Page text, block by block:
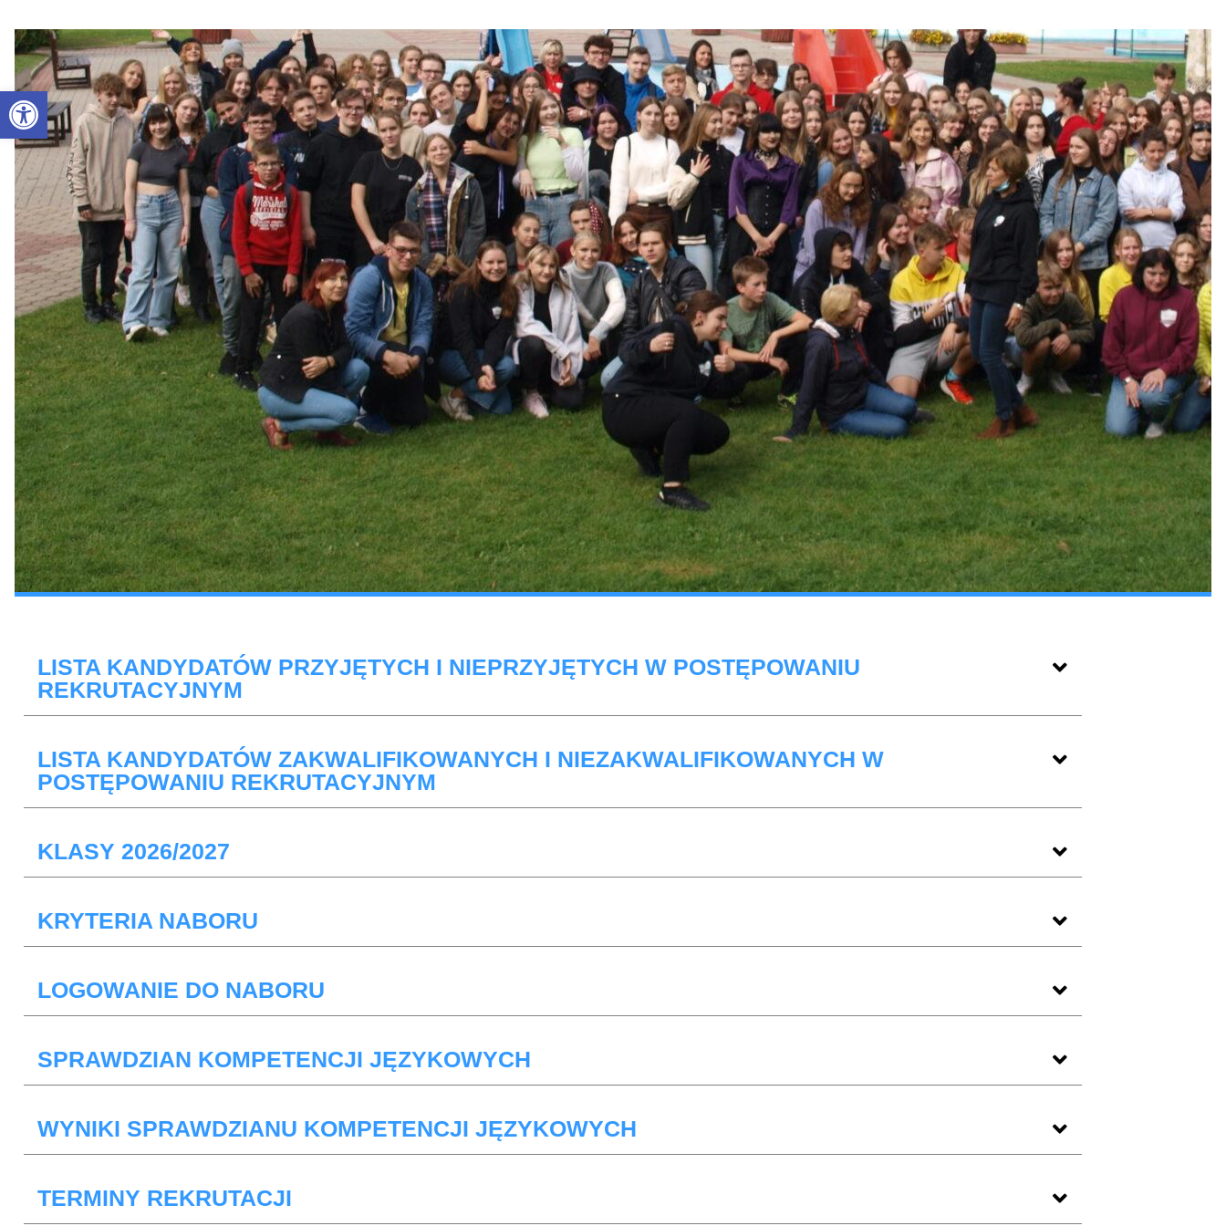
Otwórz pasek narzędzi
LISTA KANDYDATÓW PRZYJĘTYCH I NIEPRZYJĘTYCH W POSTĘPOWANIU
REKRUTACYJNYM
LISTA KANDYDATÓW ZAKWALIFIKOWANYCH I NIEZAKWALIFIKOWANYCH W
POSTĘPOWANIU REKRUTACYJNYM
KLASY 2026/2027
KRYTERIA NABORU
LOGOWANIE DO NABORU
SPRAWDZIAN KOMPETENCJI JĘZYKOWYCH
WYNIKI SPRAWDZIANU KOMPETENCJI JĘZYKOWYCH
TERMINY REKRUTACJI